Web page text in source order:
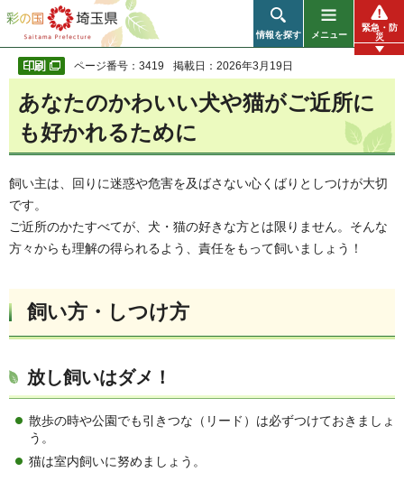
彩の国 埼玉県
情報を探す メニュー
緊急・防
災
ページ番号：3419 掲載日：2026年3月19日
あなたのかわいい犬や猫がご近所に
も好かれるために
飼い主は、回りに迷惑や危害を及ばさない心くばりとしつけが大切
です。
ご近所のかたすべてが、犬・猫の好きな方とは限りません。そんな
方々からも理解の得られるよう、責任をもって飼いましょう！
飼い方・しつけ方
放し飼いはダメ！
散歩の時や公園でも引きつな（リード）は必ずつけておきましょ
う。
猫は室内飼いに努めましょう。